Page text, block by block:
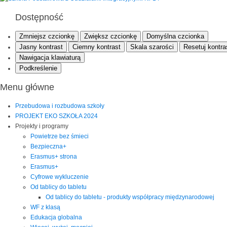
Dostępność
Zmniejsz czcionkę Zwiększ czcionkę
Domyślna czcionka
Jasny kontrast
Ciemny kontrast Skala szarości
Resetuj
Nawigacja klawiaturą
Podkreślenie
Menu główne
Przebudowa i rozbudowa szkoły
PROJEKT EKO SZKOŁA 2024
Projekty i programy
Powietrze bez śmieci
Bezpieczna+
Erasmus+ strona
Erasmus+
Cyfrowe wykluczenie
Od tablicy do tabletu
Od tablicy do tabletu - produkty współpracy międzynarodowej
WF z klasą
Edukacja globalna